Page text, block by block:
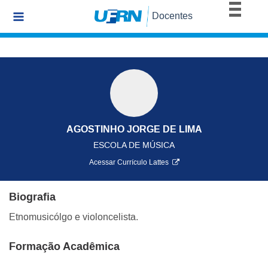
Acesso à informação
Docentes
AGOSTINHO JORGE DE LIMA
ESCOLA DE MÚSICA
Acessar Currículo Lattes
Biografia
Etnomusicólgo e violoncelista.
Formação Acadêmica